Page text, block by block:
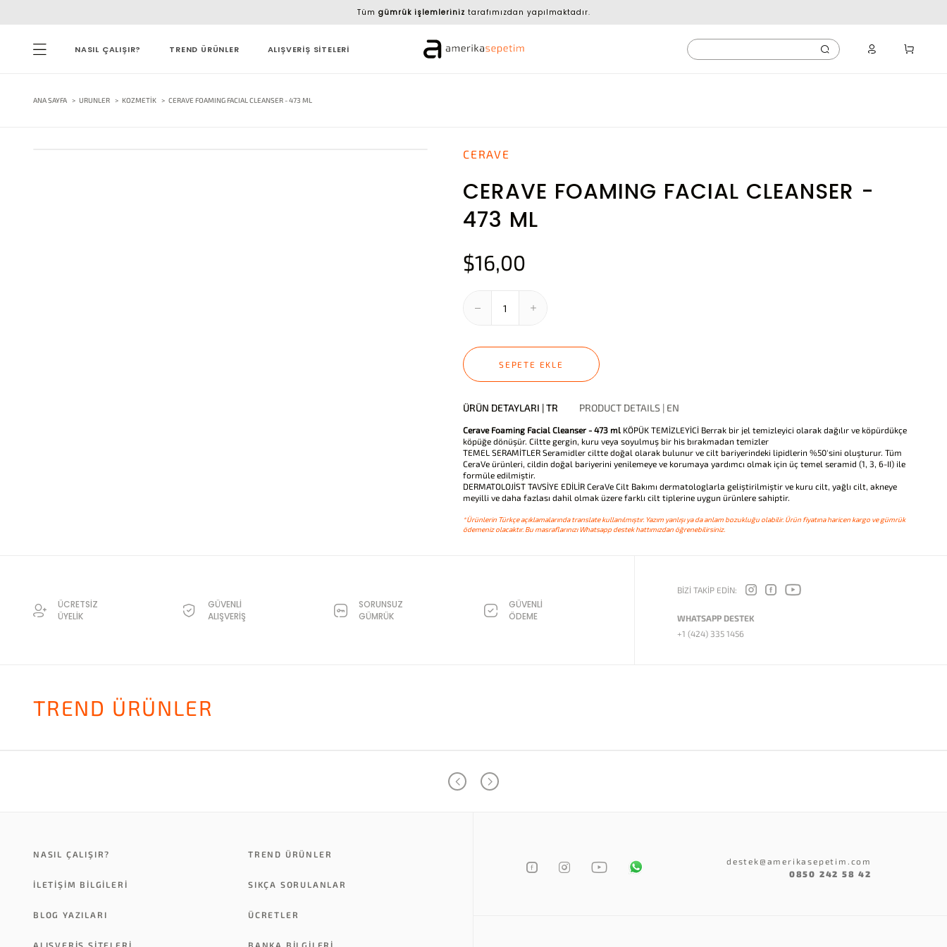
Tüm gümrük işlemleriniz tarafımızdan yapılmaktadır.
NASIL ÇALIŞIR? TREND ÜRÜNLER ALIŞVERİŞ SİTELERİ
ANA SAYFA URUNLER KOZMETIK CERAVE FOAMING FACIAL CLEANSER - 473 ML
CERAVE
CERAVE FOAMING FACIAL CLEANSER -
473 ML
$16,00
SEPETE EKLE
ÜRÜN DETAYLARI | TR PRODUCT DETAILS | EN
Cerave Foaming Facial Cleanser - 473 ml KÖPÜK TEMİZLEYİCİ Berrak bir jel temizleyici olarak dağılır ve köpürdükçe
köpüğe dönüşür. Ciltte gergin, kuru veya soyulmuş bir his bırakmadan temizler
TEMEL SERAMİTLER Seramidler ciltte doğal olarak bulunur ve cilt bariyerindeki lipidlerin %50'sini oluşturur. Tüm
CeraVe ürünleri, cildin doğal bariyerini yenilemeye ve korumaya yardımcı olmak için üç temel seramid (1, 3, 6-II) ile
formüle edilmiştir.
DERMATOLOJİST TAVSİYE EDİLİR CeraVe Cilt Bakımı dermatologlarla geliştirilmiştir ve kuru cilt, yağlı cilt, akneye
meyilli ve daha fazlası dahil olmak üzere farklı cilt tiplerine uygun ürünlere sahiptir.
*Ürünlerin Türkçe açıklamalarında translate kullanılmıştır. Yazım yanlışı ya da anlam bozukluğu olabilir. Ürün fiyatına haricen kargo ve gümrük
ödemeniz olacaktır. Bu masraflarınızı Whatsapp destek hattımızdan öğrenebilirsiniz.
ÜCRETSİZ
ÜYELİK
GÜVENLİ
ALIŞVERİŞ
SORUNSUZ
GÜMRÜK
GÜVENLİ
ÖDEME
BİZİ TAKİP EDİN:
WHATSAPP DESTEK
+1 (424) 335 1456
TREND ÜRÜNLER
NASIL ÇALIŞIR? TREND ÜRÜNLER
İLETİŞİM BİLGİLERİ SIKÇA SORULANLAR
BLOG YAZILARI ÜCRETLER
ALIŞVERİŞ SİTELERİ BANKA BILGILERI
destek@amerikasepetim.com
0850 242 58 42